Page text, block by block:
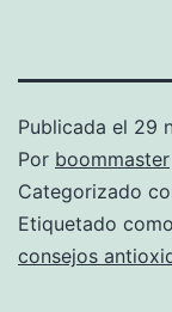
Publicada el 29
Por boommaster
Categorizado
Etiquetado como
consejos